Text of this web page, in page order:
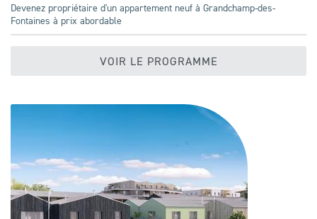
Devenez propriétaire d'un appartement neuf à Grandchamp-des-
Fontaines à prix abordable
VOIR LE PROGRAMME